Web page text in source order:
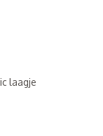
laagje